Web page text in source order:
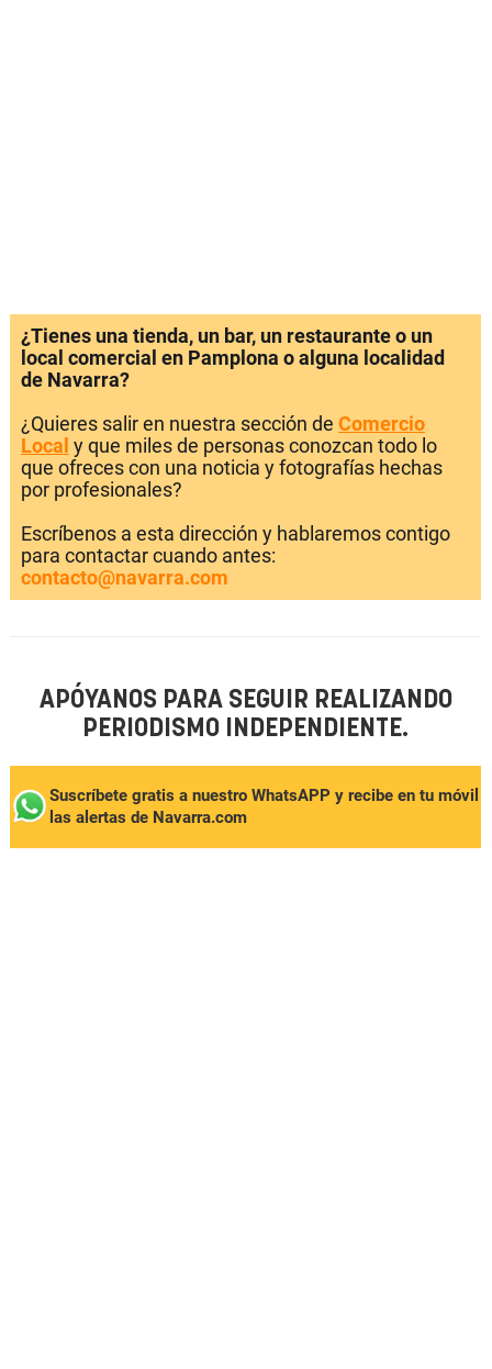
¿Tienes una tienda, un bar, un restaurante o un
local comercial en Pamplona o alguna localidad
de Navarra?
¿Quieres salir en nuestra sección de Comercio
Local y que miles de personas conozcan todo lo
que ofreces con una noticia y fotografías hechas
por profesionales?
Escríbenos a esta dirección y hablaremos contigo
para contactar cuando antes:
contacto@navarra.com
APÓYANOS PARA SEGUIR REALIZANDO
PERIODISMO INDEPENDIENTE.
Suscríbete gratis a nuestro WhatsAPP y recibe en tu móvil
las alertas de Navarra.com